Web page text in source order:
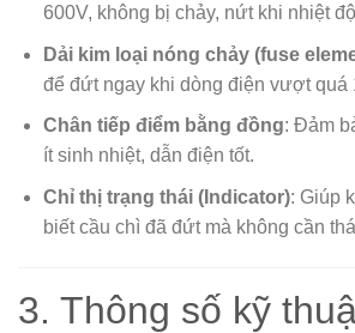
600V, không bị chảy, nứt khi nhiệt
Dải kim loại nóng chảy (fuse
để đứt ngay khi dòng điện vượt quá
Chân tiếp điểm bằng đồng: Đảm
ít sinh nhiệt, dẫn điện tốt.
Chỉ thị trạng thái (Indicator): Giúp
biết cầu chì đã đứt mà không cần
3. Thông số kỹ